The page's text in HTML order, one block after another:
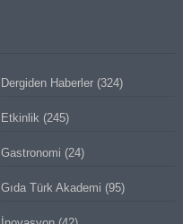
Dergiden Haberler (324)
Etkinlik (245)
Gastronomi (24)
Gıda Türk Akademi (95)